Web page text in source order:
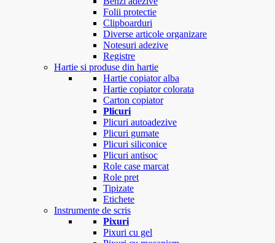
Folii protectie
Clipboarduri
Diverse articole organizare
Notesuri adezive
Registre
Hartie si produse din hartie
Hartie copiator alba
Hartie copiator colorata
Carton copiator
Plicuri
Plicuri autoadezive
Plicuri gumate
Plicuri siliconice
Plicuri antisoc
Role case marcat
Role pret
Tipizate
Etichete
Instrumente de scris
Pixuri
Pixuri cu gel